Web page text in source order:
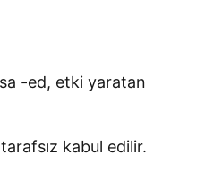
-ed, etki yaratan
kabul edilir.